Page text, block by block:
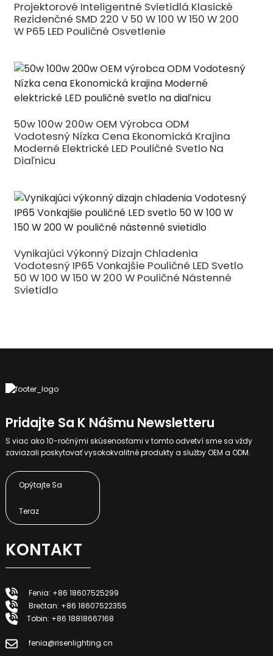
Projektorové Inteligentné Svietidlá Klasické
Rezidenčné SMD 220 V 50 W 100 W 150 W 200
W P65 LED Pouličné Osvetlenie
50w 100w 200w OEM Výrobca ODM
Vodotesný Nízka Cena Ekonomická Krajina
Moderné Elektrické LED Pouličné Svetlo Na
Diaľnicu
Vynikajúci Výkonný Dizajn Chladenia
Vodotesný IP65 Vonkajšie Pouličné LED Svetlo
50 W 100 W 150 W 200 W Pouličné Nástenné
Svietidlo
Pridajte Sa K Nášmu Newsletteru
S viac ako 10-ročnými skúsenosťami v tomto odvetví sme sa vždy
zaviazali poskytovať vysokokvalitné produkty a služby OEM a ODM.
Opýtajte Sa
Teraz
KONTAKT
Fenia: +86 18607525299
Brečtan: +86 18607522355
Tobin: +86 18818667168
fenia@risenlighting.cn